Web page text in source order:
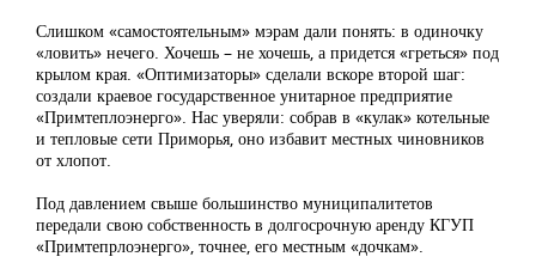
Слишком «самостоятельным» мэрам дали понять: в одиночку
«ловить» нечего. Хочешь – не хочешь, а придется «греться» под
крылом края. «Оптимизаторы» сделали вскоре второй шаг:
создали краевое государственное унитарное предприятие
«Примтеплоэнерго». Нас уверяли: собрав в «кулак» котельные
и тепловые сети Приморья, оно избавит местных чиновников
от хлопот.
Под давлением свыше большинство муниципалитетов
передали свою собственность в долгосрочную аренду КГУП
«Примтепрлоэнерго», точнее, его местным «дочкам».